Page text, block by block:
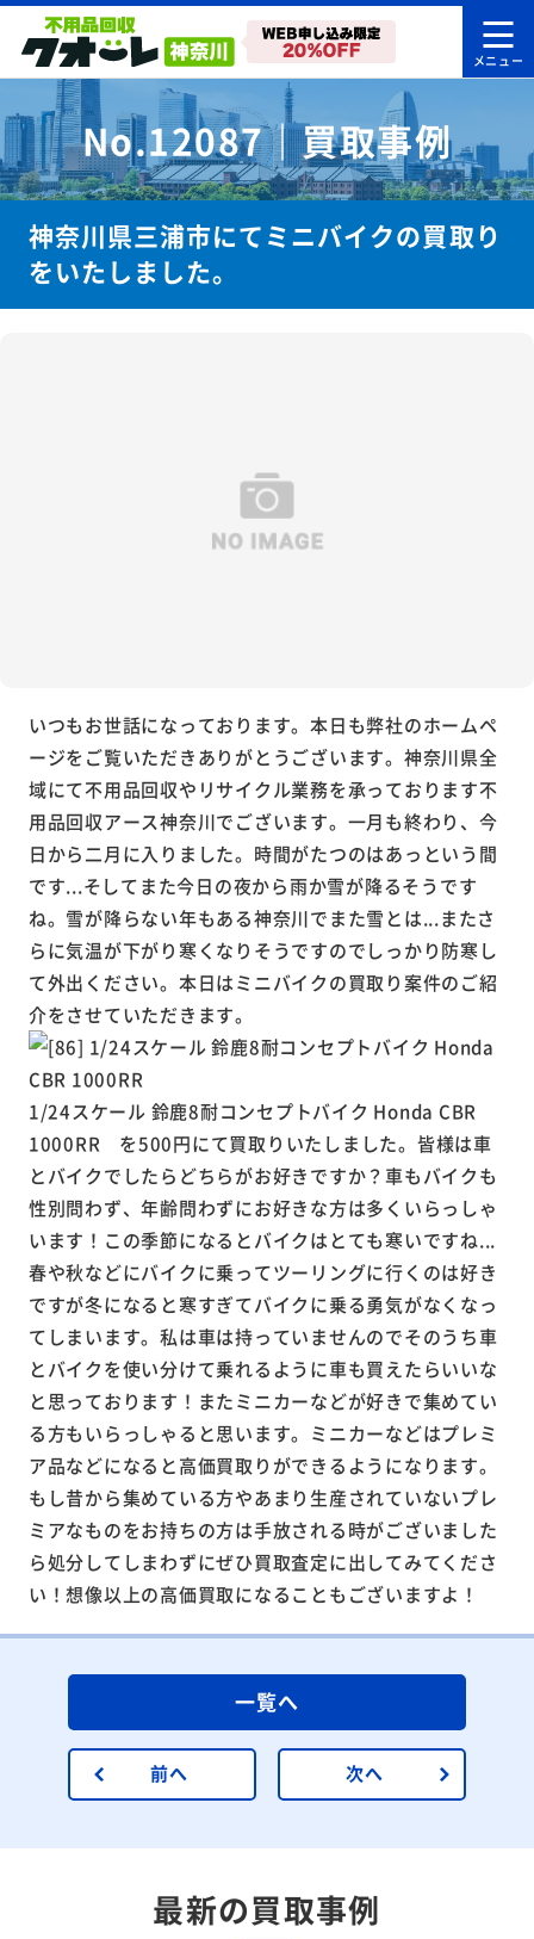
No.12087｜買取事例
神奈川県三浦市にてミニバイクの買取り
をいたしました。
いつもお世話になっております。本日も弊社のホームペ
ージをご覧いただきありがとうございます。神奈川県全
域にて不用品回収やリサイクル業務を承っております不
用品回収アース神奈川でございます。一月も終わり、今
日から二月に入りました。時間がたつのはあっという間
です...そしてまた今日の夜から雨か雪が降るそうです
ね。雪が降らない年もある神奈川でまた雪とは...またさ
らに気温が下がり寒くなりそうですのでしっかり防寒し
て外出ください。本日はミニバイクの買取り案件のご紹
介をさせていただきます。
1/24スケール 鈴鹿8耐コンセプトバイク Honda CBR
1000RR を500円にて買取りいたしました。皆様は車
とバイクでしたらどちらがお好きですか？車もバイクも
性別問わず、年齢問わずにお好きな方は多くいらっしゃ
います！この季節になるとバイクはとても寒いですね...
春や秋などにバイクに乗ってツーリングに行くのは好き
ですが冬になると寒すぎてバイクに乗る勇気がなくなっ
てしまいます。私は車は持っていませんのでそのうち車
とバイクを使い分けて乗れるように車も買えたらいいな
と思っております！またミニカーなどが好きで集めてい
る方もいらっしゃると思います。ミニカーなどはプレミ
ア品などになると高価買取りができるようになります。
もし昔から集めている方やあまり生産されていないプレ
ミアなものをお持ちの方は手放される時がございました
ら処分してしまわずにぜひ買取査定に出してみてくださ
い！想像以上の高価買取になることもございますよ！
前へ
一覧へ
次へ
最新の買取事例